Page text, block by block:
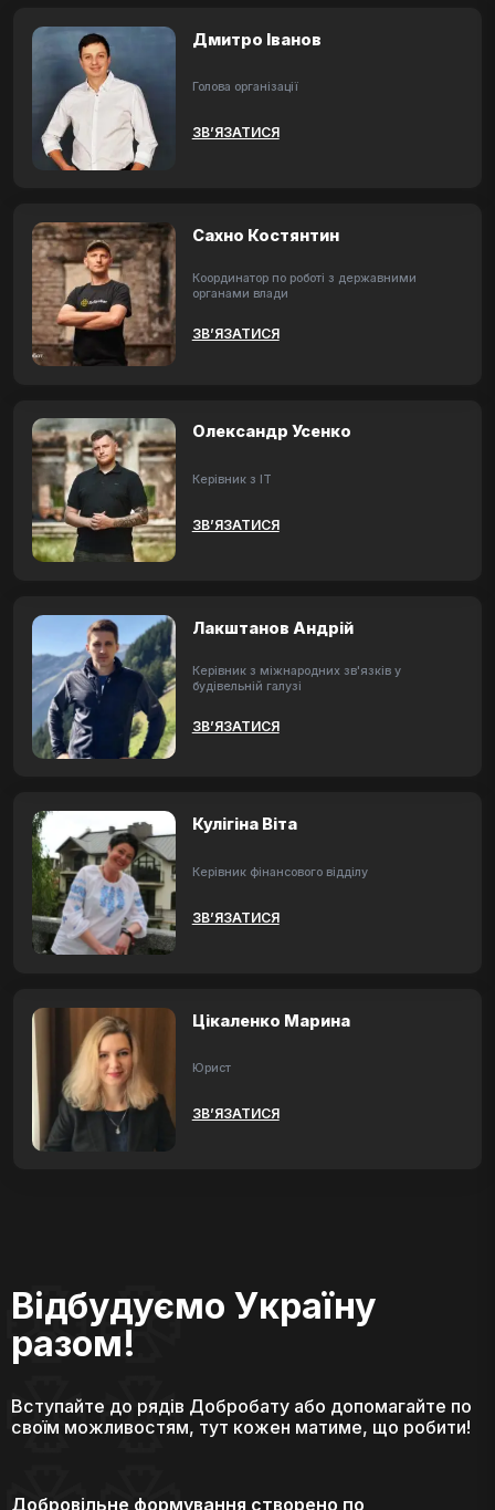
Дмитро Іванов
Голова організації
ЗВ’ЯЗАТИСЯ
Сахно Костянтин
Координатор по роботі з державними
органами влади
ЗВ’ЯЗАТИСЯ
Олександр Усенко
Керівник з ІТ
ЗВ’ЯЗАТИСЯ
Лакштанов Андрій
Керівник з міжнародних зв'язків у
будівельній галузі
ЗВ’ЯЗАТИСЯ
Кулігіна Віта
Керівник фінансового відділу
ЗВ’ЯЗАТИСЯ
Цікаленко Марина
Юрист
ЗВ’ЯЗАТИСЯ
Відбудуємо Україну
разом!
Вступайте до рядів Добробату або допомагайте по
своїм можливостям, тут кожен матиме, що робити!
Добровільне формування створено по